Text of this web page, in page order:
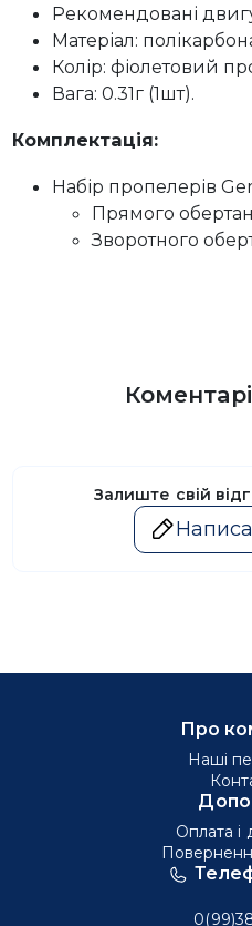
Рекомендовані
Матеріал:
Колір: фіолетовий
Вага: 0.31г (1шт).
Комплектація:
Набір пропелерів
Прямого
Зворотного
Залиште свій
Про
Наші
Оплата і